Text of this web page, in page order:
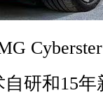
Cyberster
研和15年